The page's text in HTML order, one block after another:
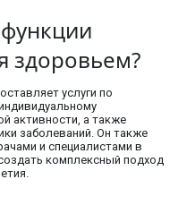
здоровьем?
услуги по
активности, а также
заболеваний. Он также
и специалистами в
комплексный подход